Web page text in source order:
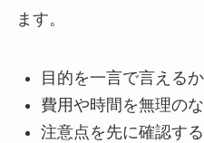
ます。
目的を一言で言える
費用や時間 を無理の
注意点 を先に確認する